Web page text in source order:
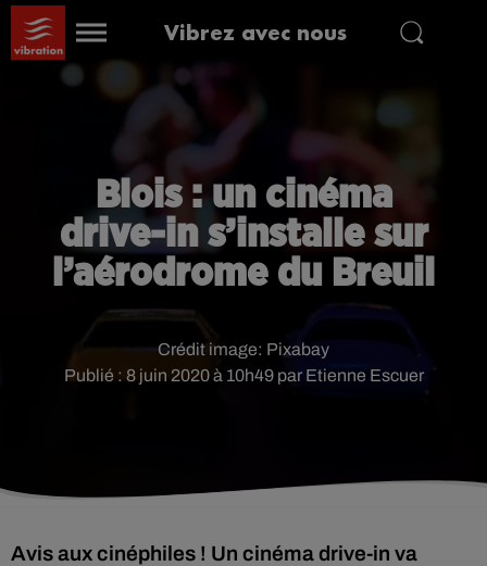
Vibrez avec nous
Blois : un cinéma
drive-in s’installe sur
l’aérodrome du Breuil
Publié : 8 juin 2020 à 10h49 par Etienne Escuer
Crédit image: Pixabay
Avis aux cinéphiles ! Un cinéma drive-in va